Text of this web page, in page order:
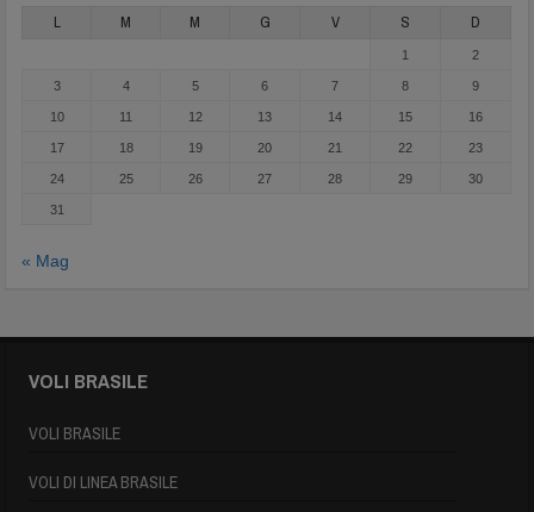
L M M G V S D
1 2
3 4 5 6 7 8 9
10 11 12 13 14 15 16
17 18 19 20 21 22 23
24 25 26 27 28 29 30
31
« Mag
VOLI BRASILE
VOLI BRASILE
VOLI DI LINEA BRASILE